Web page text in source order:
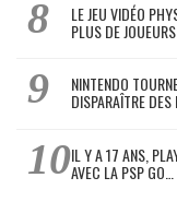
LE JEU VIDÉO
PLUS DE
NINTENDO
DISPARAÎTRE DES
IL Y A 17 ANS,
AVEC LA PSP GO…